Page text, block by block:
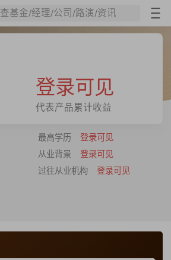
查基金/经理/公司/路演/资讯
登录可见
代表产品累计收益
最高学历
登录可见
从业背景
登录可见
过往从业机构
登录可见